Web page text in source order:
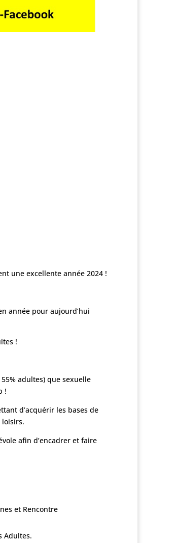
une excellente année 2024 !
année pour aujourd’hui
!
adultes) que sexuelle
!
d’acquérir les bases de
loisirs.
afin d’encadrer et faire
et Rencontre
Adultes.